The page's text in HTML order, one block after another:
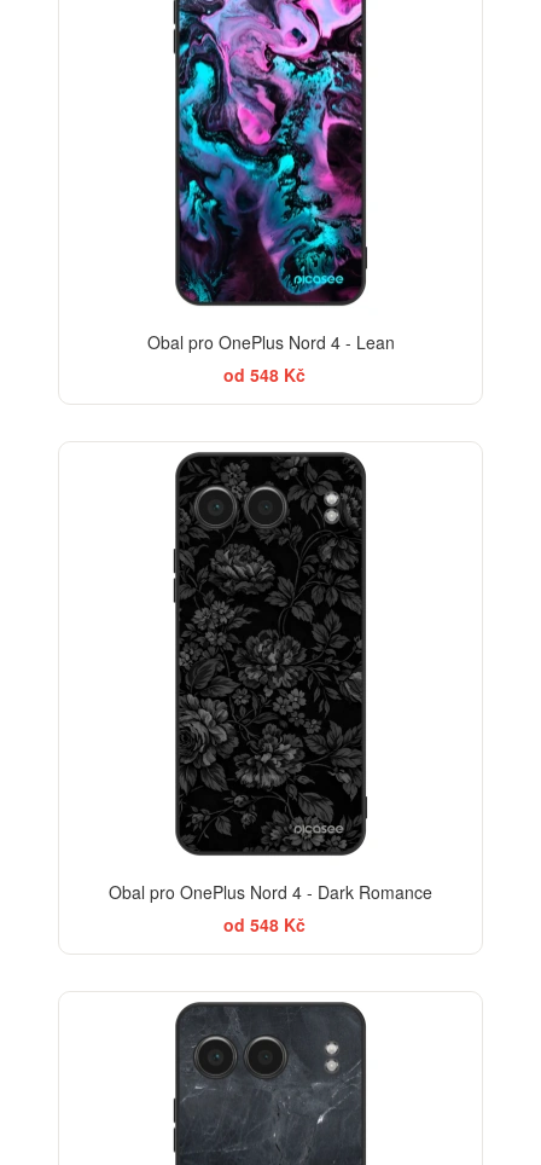
Obal pro OnePlus Nord 4 - Lean
od 548 Kč
Obal pro OnePlus Nord 4 - Dark Romance
od 548 Kč